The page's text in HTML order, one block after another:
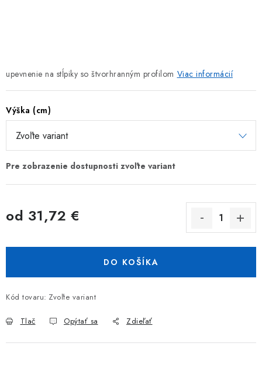
INŠPIRUJTE SA
Obchodné podmienky
Reklamačný poriadok
Podmienky ochrany osobných údajov
upevnenie na stĺpiky so štvorhranným profilom Viac informácií
Výška (cm)
od 31,72 €
DO KOŠÍKA
Kód tovaru: Zvoľte variant
Tlač Opýtať sa Zdieľať